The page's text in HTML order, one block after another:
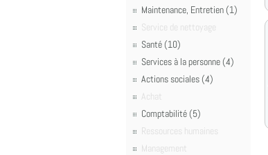
Maintenance, Entretien (1)
Service de nettoyage
Santé (10)
Services à la personne (4)
Actions sociales (4)
Achat
Comptabilité (5)
Ressources humaines
Management